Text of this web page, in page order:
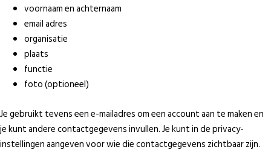
voornaam en achternaam
email adres
organisatie
plaats
functie
foto (optioneel)
Je gebruikt tevens een e-mailadres om een account aan te maken en
je kunt andere contactgegevens invullen. Je kunt in de privacy-
instellingen aangeven voor wie die contactgegevens zichtbaar zijn.